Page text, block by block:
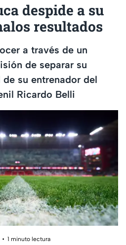
despide a su
resultados
a través de un
de separar su
su entrenador del
Ricardo Belli
1 minuto lectura